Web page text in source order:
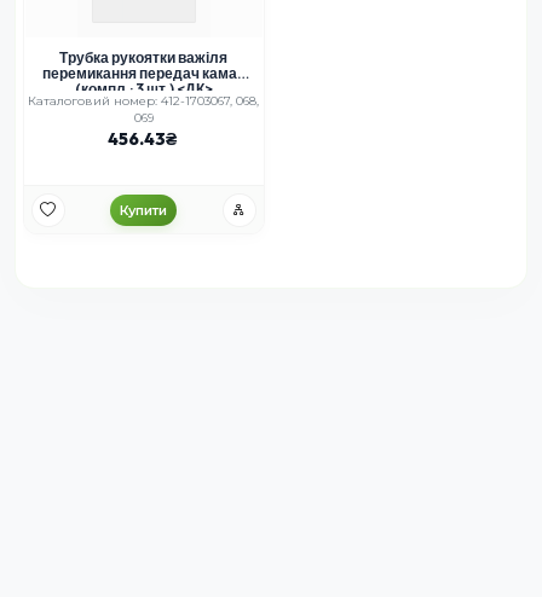
Трубка рукоятки важіля
перемикання передач камаз
(компл.; 3 шт.) <ДК>
Каталоговий номер: 412-1703067, 068,
069
456.43
Купити